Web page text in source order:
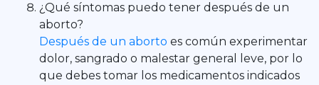
¿Qué síntomas puedo tener después de un
aborto?
Después de un aborto es común experimentar
dolor, sangrado o malestar general leve, por lo
que debes tomar los medicamentos indicados